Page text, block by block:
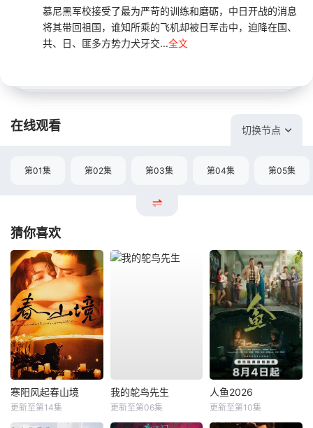
慕尼黑军校接受了最为严苛的训练和磨砺，中日开战的消息
将其带回祖国，谁知所乘的飞机却被日军击中，迫降在国、
共、日、匪多方势力犬牙交...全文
在线观看 切换节点
第01集 第02集 第03集 第04集 第05集
猜你喜欢
寒阳风起春山境
更新至第14集
我的鸵鸟先生
更新至第06集
人鱼2026
更新至第10集